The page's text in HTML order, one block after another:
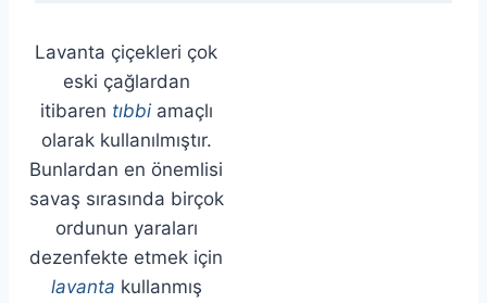
Lavanta çiçekleri çok
eski çağlardan
itibaren tıbbi amaçlı
olarak kullanılmıştır.
Bunlardan en önemlisi
savaş sırasında birçok
ordunun yaraları
dezenfekte etmek için
lavanta kullanmış